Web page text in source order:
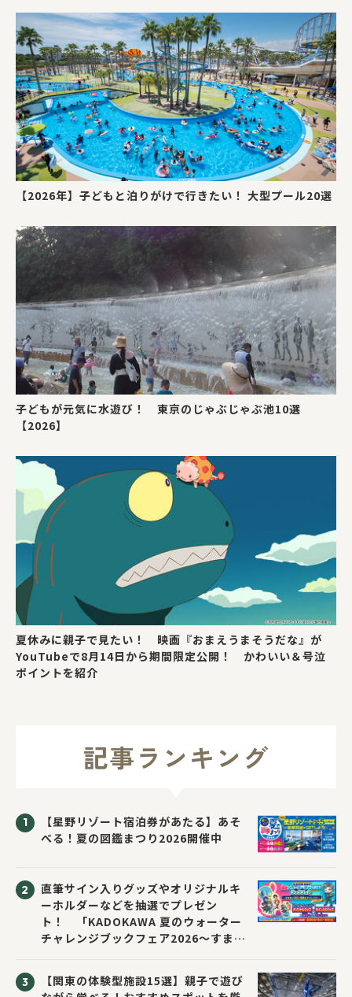
【2026年】子どもと泊りがけで行きたい！ 大型プール20選
子どもが元気に水遊び！ 東京のじゃぶじゃぶ池10選
【2026】
夏休みに親子で見たい！ 映画『おまえうまそうだな』が
YouTubeで8月14日から期間限定公開！ かわいい＆号泣
ポイントを紹介
記事ランキング
【星野リゾート宿泊券があたる】あそ
べる！夏の図鑑まつり2026開催中
直筆サイン入りグッズやオリジナルキ
ーホルダーなどを抽選でプレゼン
ト！ 「KADOKAWA 夏のウォーター
チャレンジブックフェア2026～すまな
【関東の体験型施設15選】親子で遊び